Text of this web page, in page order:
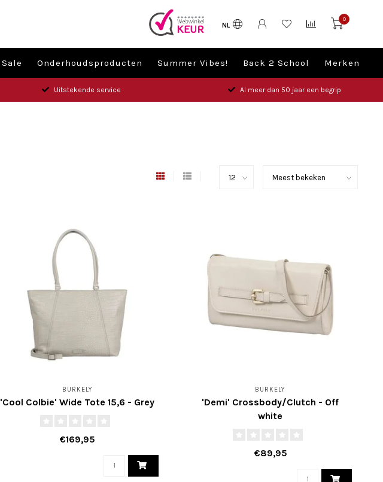
NL
0
Sale Onderhoudsproducten Summer Vibes! Back 2 School Merken
Uitstekende service Al meer dan 50 jaar een begrip
BURKELY
'Cool Colbie' Wide Tote 15,6 - Grey
€169,95
BURKELY
'Demi' Crossbody/Clutch - Off
white
€89,95